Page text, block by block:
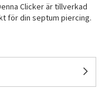
Clicker är tillverkad
för din septum piercing.